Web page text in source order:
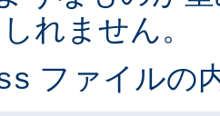
れません。
ファイルの